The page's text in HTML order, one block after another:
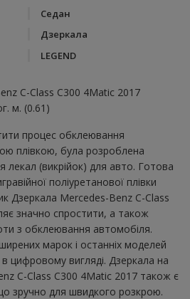
Седан
Дзеркала
LEGEND
C-Class C300 4Matic 2017
м. (0.61)
процес обклеювання
плівкою, була розроблена
лекал (викрійок) для авто. Готова
поліуретанової плівки
Дзеркала Mercedes-Benz C-Class
значно спростити, а також
з обклеювання автомобіля.
марок і останніх моделей
в цифровому вигляді. Дзеркала на
C-Class C300 4Matic 2017 також є
зручно для швидкого розкрою.